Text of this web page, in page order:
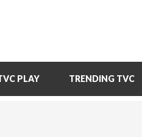
PLAY TRENDING TVC